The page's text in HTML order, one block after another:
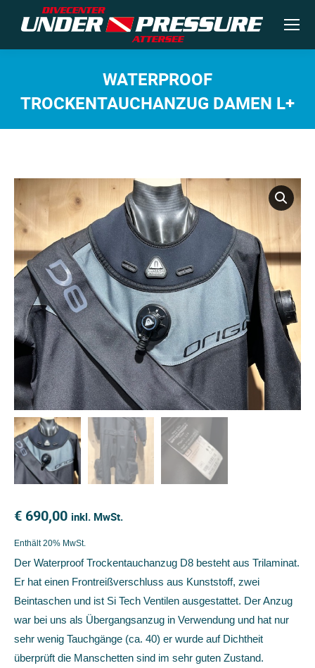
WATERPROOF
TROCKENTAUCHANZUG DAMEN L+
€ 690,00 inkl. MwSt.
Enthält 20% MwSt.
Der Waterproof Trockentauchanzug D8 besteht aus Trilaminat.
Er hat einen Frontreißverschluss aus Kunststoff, zwei
Beintaschen und ist Si Tech Ventilen ausgestattet. Der Anzug
war bei uns als Übergangsanzug in Verwendung und hat nur
sehr wenig Tauchgänge (ca. 40) er wurde auf Dichtheit
überprüft die Manschetten sind im sehr guten Zustand.